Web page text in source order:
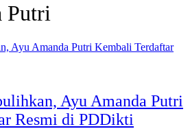
Putri
Ayu Amanda Putri
Resmi di PDDikti